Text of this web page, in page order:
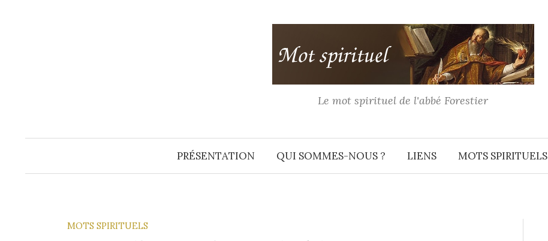
Le mot spirituel de l'abbé Forestier
PRÉSENTATION QUI SOMMES-NOUS ? LIENS MOTS SPIRITUELS
MOTS SPIRITUELS